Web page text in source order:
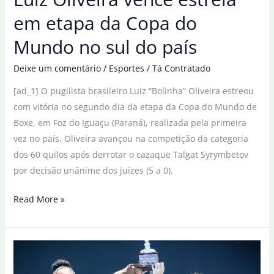
em etapa da Copa do
Mundo no sul do país
Deixe um comentário / Esportes / Tá Contratado
[ad_1] O pugilista brasileiro Luiz “Bolinha” Oliveira estreou
com vitória no segundo dia da etapa da Copa do Mundo de
Boxe, em Foz do Iguaçu (Paraná), realizada pela primeira
vez no país. Oliveira avançou na competição da categoria
dos 60 quilos após derrotar o cazaque Talgat Syrymbetov
por decisão unânime dos juízes (5 a 0).
Luiz
vence
Read More »